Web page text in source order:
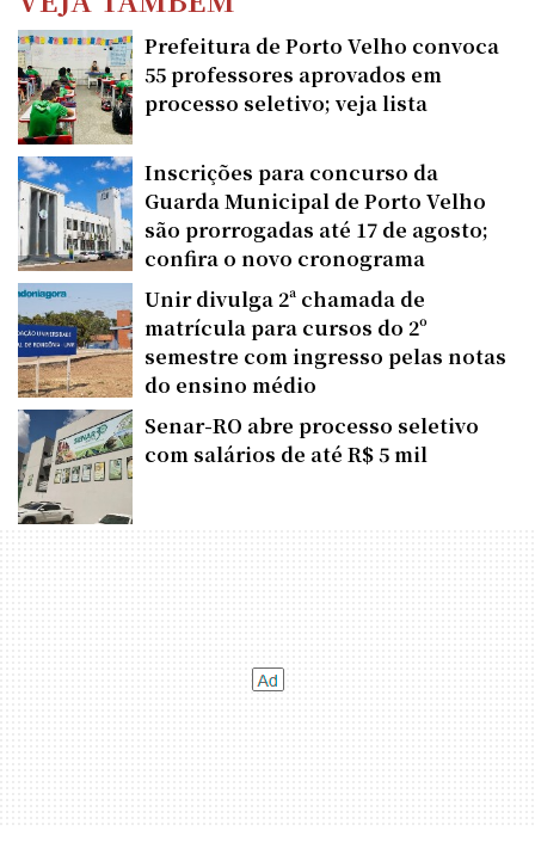
Prefeitura de Porto Velho convoca
55 professores aprovados em
processo seletivo; veja lista
Inscrições para concurso da
Guarda Municipal de Porto Velho
são prorrogadas até 17 de agosto;
confira o novo cronograma
Unir divulga 2ª chamada de
matrícula para cursos do 2º
semestre com ingresso pelas notas
do ensino médio
Senar-RO abre processo seletivo
com salários de até R$ 5 mil